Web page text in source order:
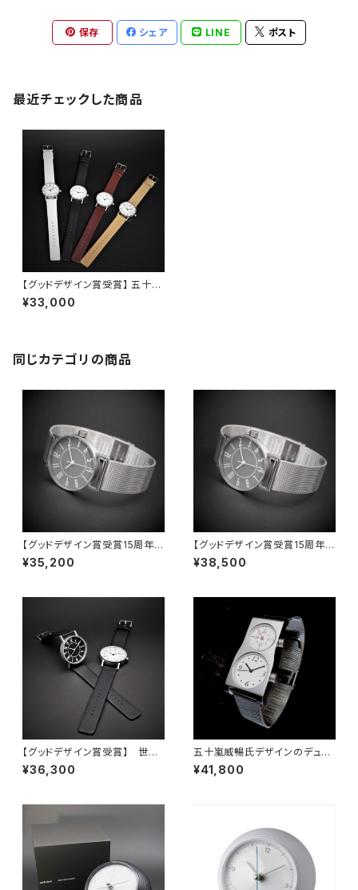
保存 シェア LINE ポスト
最近チェックした商品
【グッドデザイン賞受賞】 五十
嵐 威暢 氏による究極のベー
シックデザイン eki watch φ3
¥33,000
同じカテゴリの商品
【グッドデザイン賞受賞15周年記
念】 新色グレイ文字盤 世界
的アーティスト 五十嵐 威暢
¥35,200
【グッドデザイン賞受賞15周年記
念】 新色グレイ文字盤 世界
的アーティスト 五十嵐 威暢
¥38,500
【グッドデザイン賞受賞】 世界
的アーティスト 五十嵐 威暢 氏
による究極のベーシックデザイ
¥36,300
五十嵐威暢氏デザインのデュア
ルウオッチ DUAL TIME 12+2
4
¥41,800